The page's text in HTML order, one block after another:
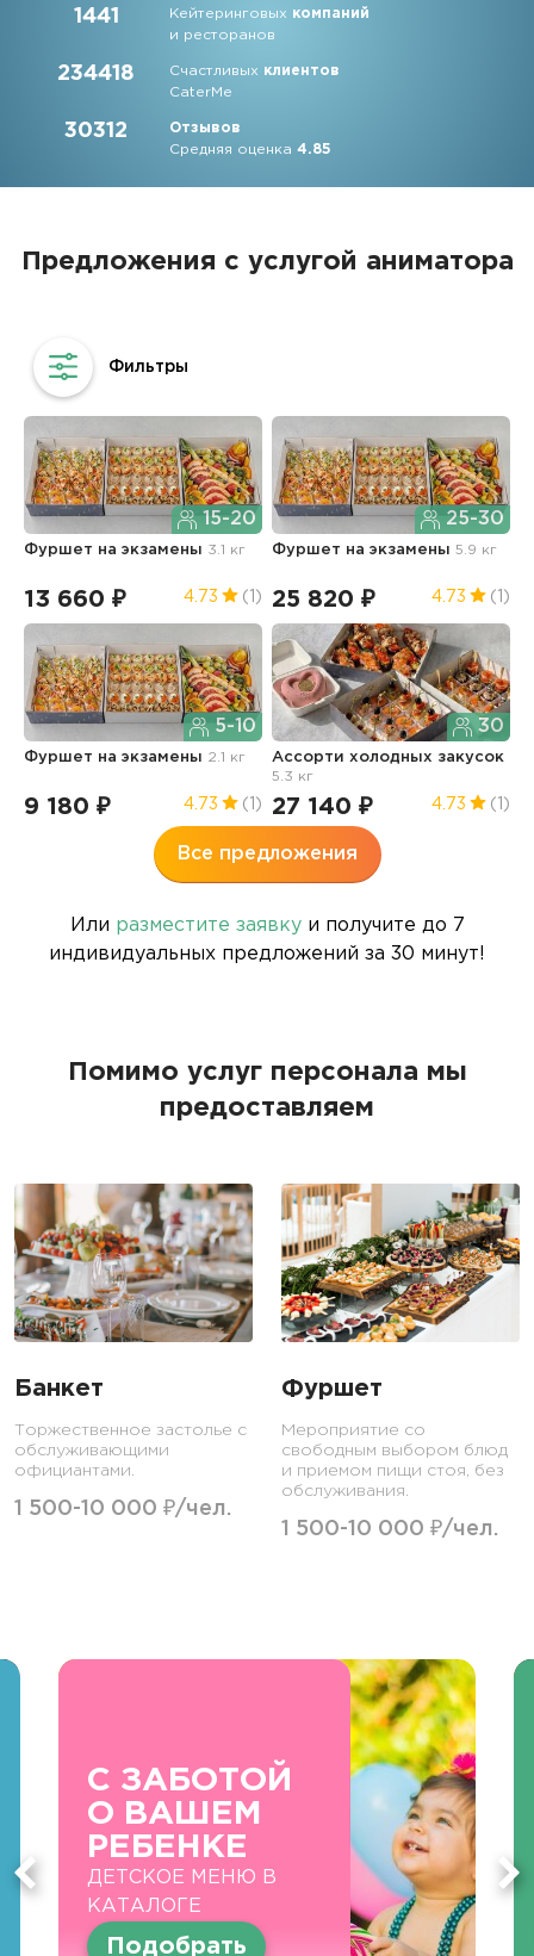
1441 Кейтеринговых компаний
и ресторанов
234418 Счастливых клиентов
CaterMe
30312
Отзывов
Средняя оценка4.85
Предложения с услугой аниматора
15-20
Фуршет на экзамены 3.1 кг
13 660 ₽ 4.73 (1)
25-30
Фуршет на экзамены5.9 кг
25 820 ₽ 4.73 (1)
5-10
Фуршет на экзамены 2.1 кг
9 180 ₽ 4.73 (1)
30
Ассорти холодных закусок
5.3 кг
27 140 ₽ 4.73 (1)
Все предложения
Или разместите заявкуи получите до 7
индивидуальных предложений за 30 минут!
Помимо услуг персонала мы
предоставляем
Банкет
Торжественное застолье с
обслуживающими
официантами.
1 500-10 000 ₽/чел.
Фуршет
Мероприятие со
свободным выбором блюд
и приемом пищи стоя, без
обслуживания.
1 500-10 000 ₽/чел.
С ЗАБОТОЙ
О ВАШЕМ
РЕБЕНКЕ
ДЕТСКОЕ МЕНЮ В
КАТАЛОГЕ
Подобрать